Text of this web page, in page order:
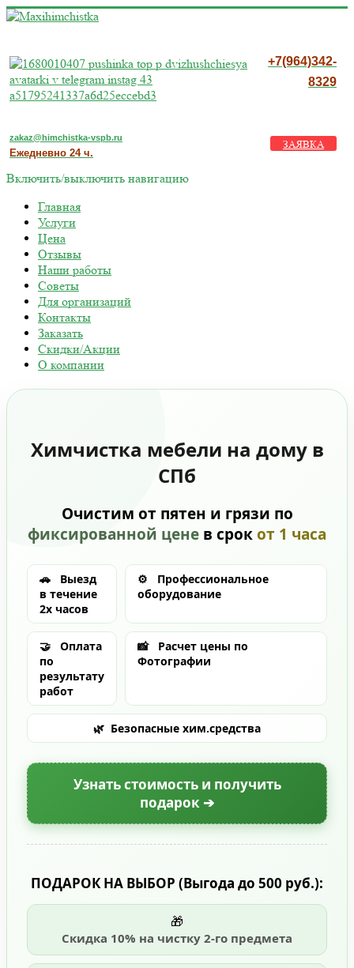
+7(964)342-
8329
zakaz@himchistka-vspb.ru
Ежедневно 24 ч.
ЗАЯВКА
Включить/выключить навигацию
Главная
Услуги
Цена
Отзывы
Наши работы
Советы
Для организаций
Контакты
Заказать
Скидки/Акции
О компании
Химчистка мебели на дому в
СПб
Очистим от пятен и грязи по
фиксированной цене в срокот 1 часа
🚗
Выезд
в течение
2х часов
⚙️
Профессиональное
оборудование
🤝
Оплата
по
результату
работ
📸
Расчет цены по
Фотографии
🌿 Безопасные хим.средства
Узнать стоимость и получить
подарок ➔
ПОДАРОК НА ВЫБОР (Выгода до 500 руб.):
🎁
Скидка 10% на чистку 2-го предмета